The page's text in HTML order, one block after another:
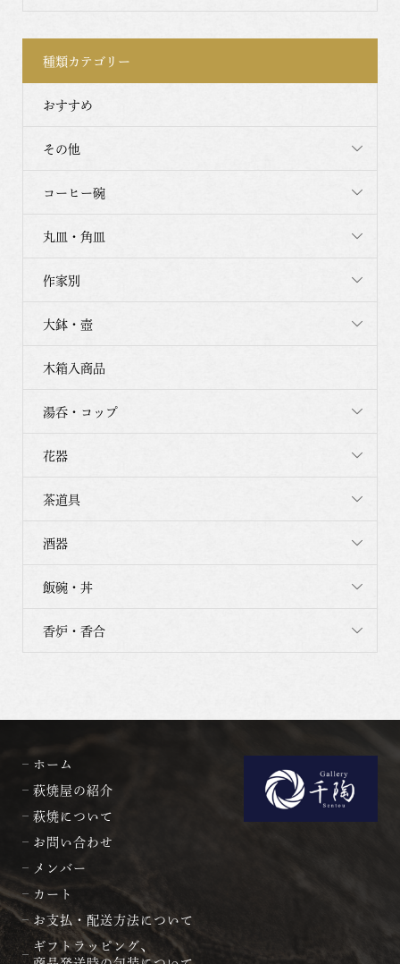
種類カテゴリー
おすすめ
その他
コーヒー碗
丸皿・角皿
作家別
大鉢・壺
木箱入商品
湯呑・コップ
花器
茶道具
酒器
飯碗・丼
香炉・香合
ホーム
萩焼屋の紹介
萩焼について
お問い合わせ
メンバー
カート
お支払・配送方法について
ギフトラッピング、